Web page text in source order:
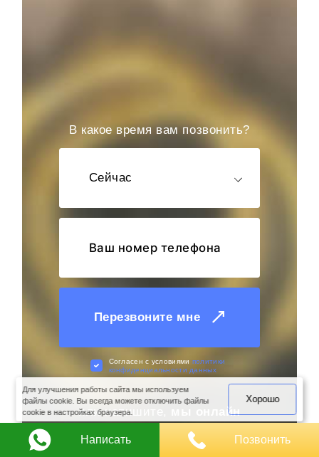
В какое время вам позвонить?
Сейчас
Перезвоните мне
Cогласен с условиями политики
конфиденциальности данных
или напишите, мы онлайн
Для улучшения работы сайта мы используем
файлы cookie. Вы всегда можете отключить файлы
cookie в настройках браузера.
Хорошо
Написать Позвонить